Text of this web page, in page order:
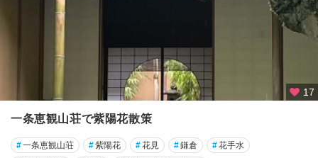
17
一条恵観山荘で紫陽花散策
#一条恵観山荘 #紫陽花 #花見 #鎌倉 #花手水